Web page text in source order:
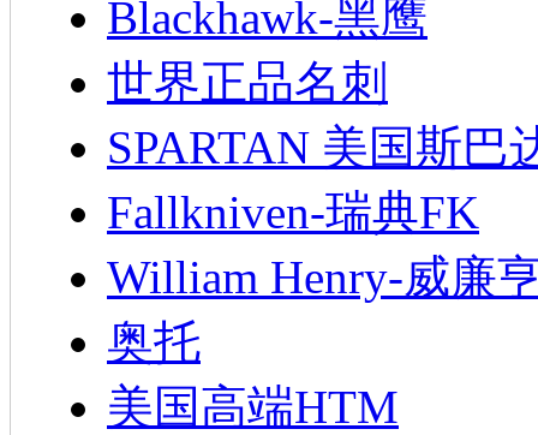
Blackhawk-黑鹰
世界正品名刺
SPARTAN 美国斯巴
Fallkniven-瑞典FK
William Henry-威廉
奥托
美国高端HTM